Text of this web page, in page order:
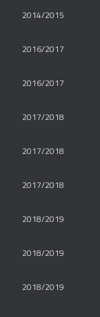
2014/2015
2016/2017
2016/2017
2017/2018
2017/2018
2017/2018
2018/2019
2018/2019
2018/2019